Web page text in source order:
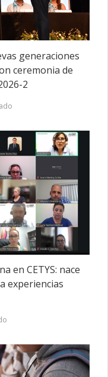
generaciones
ceremonia de
2
en CETYS: nace
experiencias